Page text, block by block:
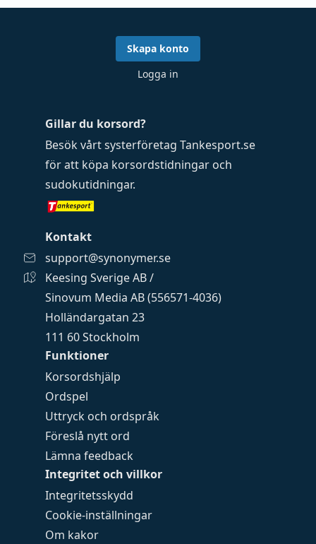
Funktioner
Korsordshjälp
Ordspel
Uttryck och ordspråk
Föreslå nytt ord
Lämna feedback
Integritet och villkor
Integritetsskydd
Cookie-inställningar
Om kakor
Gillar du korsord?
Besök vårt systerföretag Tankesport.se
för att köpa korsordstidningar och
sudokutidningar.
Kontakt
support@synonymer.se
Keesing Sverige AB /
Sinovum Media AB (556571-4036)
Holländargatan 23
111 60 Stockholm
Skapa konto
Logga in